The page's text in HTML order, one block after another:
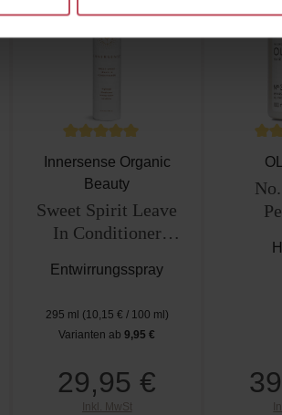
von 5 von 5 Sternen
Durchschnittliche Bewertung von
Innersense Organic
Beauty
Sweet Spirit Leave
In Conditioner
Entwirrungsspray
295 ml (10,15 € / 100 ml)
Varianten ab 9,95 €
29,95 €
Inkl. MwSt